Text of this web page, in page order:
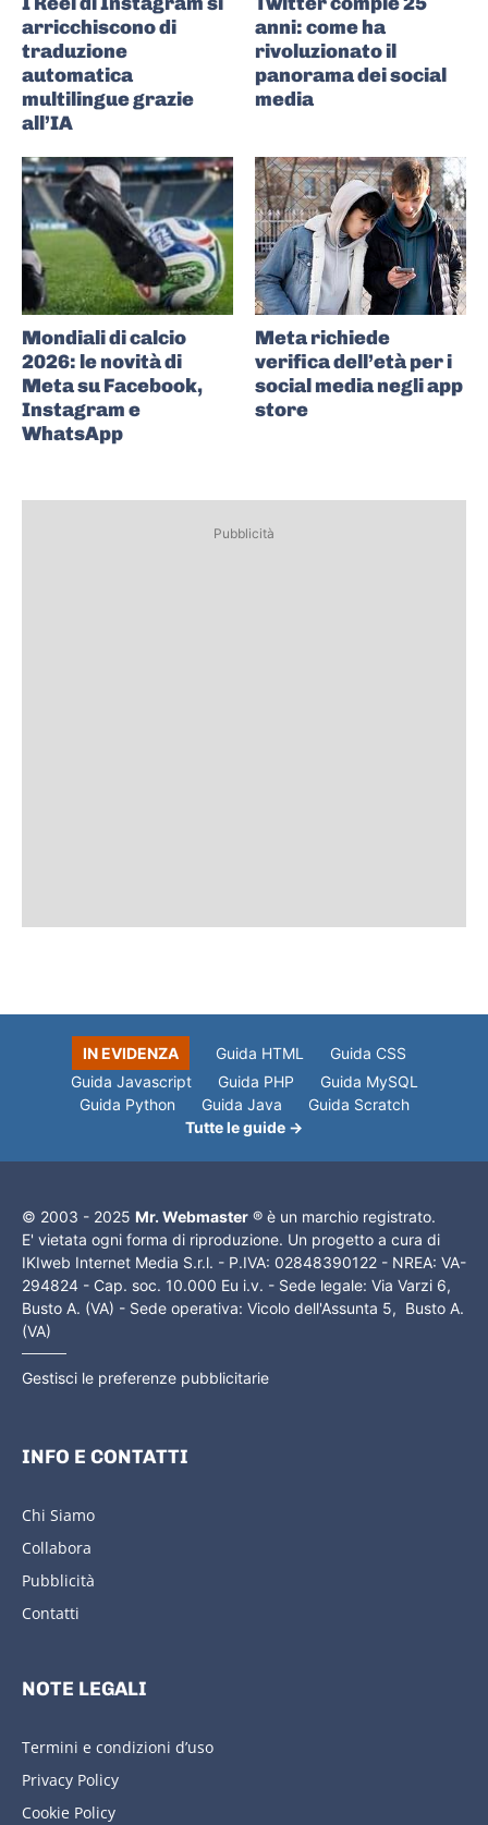
arricchiscono di
traduzione
automatica
multilingue grazie
all’IA
anni: come ha
rivoluzionato il
panorama dei social
media
Mondiali di calcio
2026: le novità di
Meta su Facebook,
Instagram e
WhatsApp
Meta richiede
verifica dell’età per i
social media negli app
store
Pubblicità
IN EVIDENZA Guida HTML
Guida CSS
Guida Javascript
Guida PHP
Guida MySQL
Guida Python
Guida Java
Guida Scratch
Tutte le guide →
© 2003 - 2025 Mr. Webmaster ® è un marchio registrato.
E' vietata ogni forma di riproduzione. Un progetto a cura di
IKIweb Internet Media S.r.l. - P.IVA: 02848390122 - NREA: VA-
294824 - Cap. soc. 10.000 Eu i.v. - Sede legale: Via Varzi 6,
Busto A. (VA) - Sede operativa: Vicolo dell'Assunta 5, Busto A.
(VA)
Gestisci le preferenze pubblicitarie
INFO E CONTATTI
Chi Siamo
Collabora
Pubblicità
Contatti
NOTE LEGALI
Termini e condizioni d’uso
Privacy Policy
Cookie Policy